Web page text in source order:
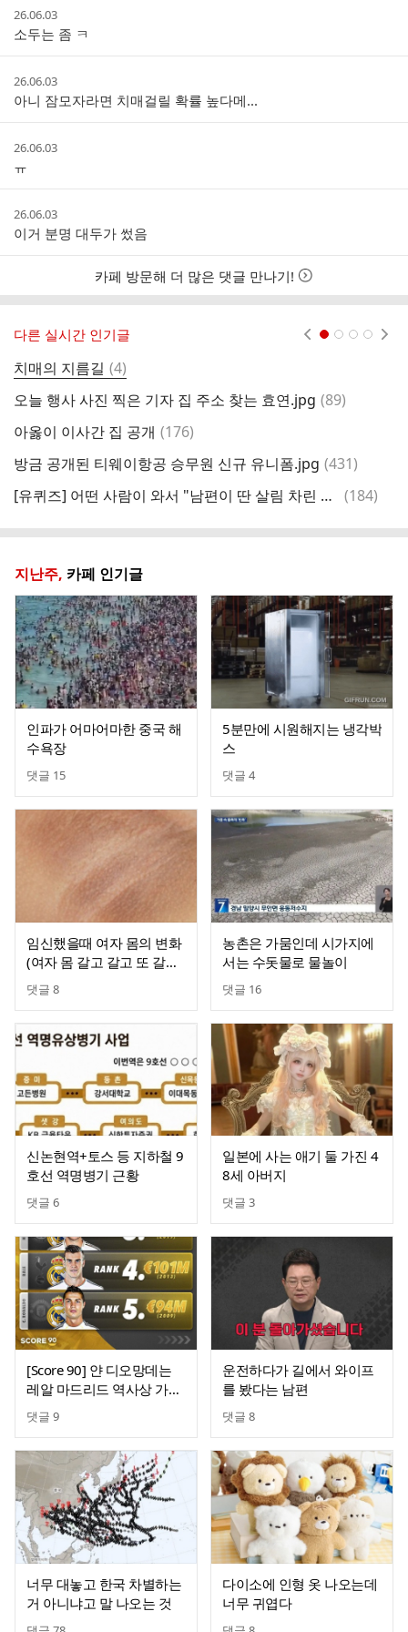
스
작
성
시
간
26.06.03
소두는 좀 ㅋ
작
성
시
간
26.06.03
아니 잠모자라면 치매걸릴 확률 높다메...
작
시
간
26.06.03
ㅠ
작
성
시
간
26.06.03
이거 분명 대두가 썼음
카페 방문해 더 많은 댓글 만나기!
다른 실시간 인기글
치매의 지름길 댓
글
(4)
오늘 행사 사진 찍은 기자 집 주소 찾는 효연.jpg 댓
(89)
아옳이 이사간 집 공개 댓
(176)
방금 공개된 티웨이항공 승무원 신규 유니폼.jpg 댓
(431)
[유퀴즈] 어떤 사람이 와서 "남편이 딴 살림 차린 거 아세요?"
댓
(184)
지난주, 카페 인기글
인파가 어마어마한 중국 해
수욕장
댓글 15
5분만에 시원해지는 냉각박
스
댓글 4
임신했을때 여자 몸의 변화
(여자 몸 갈고 갈고 또 갈아
하는 임신)
댓글 8
농촌은 가뭄인데 시가지에
서는 수돗물로 물놀이
댓글 16
신논현역+토스 등 지하철 9
호선 역명병기 근황
댓글 6
일본에 사는 애기 둘 가진 4
8세 아버지
댓글 3
[Score 90] 얀 디오망데는
레알 마드리드 역사상 가장
비싼 영입이 될 예정
댓글 9
운전하다가 길에서 와이프
를 봤다는 남편
댓글 8
너무 대놓고 한국 차별하는
거 아니냐고 말 나오는 것
다이소에 인형 옷 나오는데
너무 귀엽다